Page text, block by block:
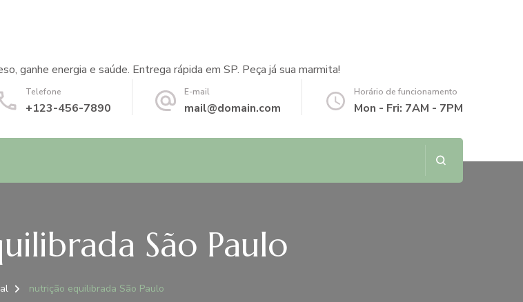
ganhe energia e saúde. Entrega rápida em SP. Peça já sua marmita!
Telefone
+123-456-7890
E-mail
mail@domain.com
Horário de funcionamento
Mon - Fri: 7AM - 7PM
São Paulo
nutrição equilibrada São Paulo